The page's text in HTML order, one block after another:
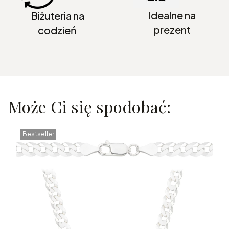
Biżuteria na
codzień
Idealne na
prezent
Może Ci się spodobać:
Bestseller